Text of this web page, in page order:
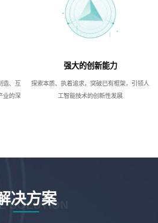
造、互
业的深
强大的创新能力
探索本质、执着追求，突破已有框架，引领人
工智能技术的创新性发展
决方案
SOLUTION